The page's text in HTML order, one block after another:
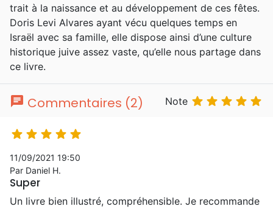
trait à la naissance et au développement de ces fêtes.
Doris Levi Alvares ayant vécu quelques temps en
Israël avec sa famille, elle dispose ainsi d’une culture
historique juive assez vaste, qu’elle nous partage dans
ce livre.
chat Commentaires (2) Note     
    
11/09/2021 19:50
Par Daniel H.
Super
Un livre bien illustré, compréhensible. Je recommande